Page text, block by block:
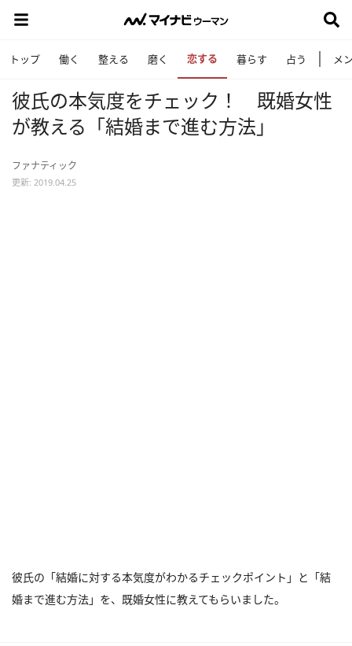
トップ 働く 整える 磨く 恋する 暮らす 占う メ
彼氏の本気度をチェック！ 既婚女性
が教える「結婚まで進む方法」
ファナティック
更新: 2019.04.25
彼氏の「結婚に対する本気度がわかるチェックポイント」と「結
婚まで進む方法」を、既婚女性に教えてもらいました。